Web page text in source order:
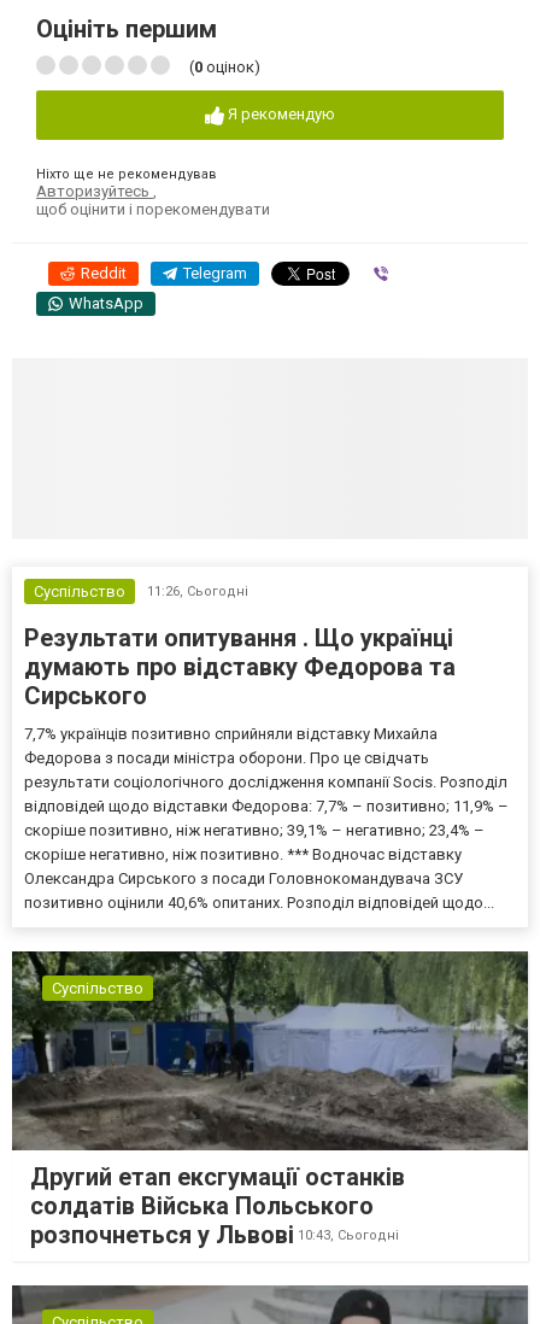
Оцініть першим
(0 оцінок)
Я рекомендую
Ніхто ще не рекомендував
Авторизуйтесь ,
щоб оцінити і порекомендувати
Reddit Telegram
WhatsApp
Суспільство 11:26, Сьогодні
Результати опитування . Що українці
думають про відставку Федорова та
Сирського
7,7% українців позитивно сприйняли відставку Михайла
Федорова з посади міністра оборони. Про це свідчать
результати соціологічного дослідження компанії Socis. Розподіл
відповідей щодо відставки Федорова: 7,7% – позитивно; 11,9% –
скоріше позитивно, ніж негативно; 39,1% – негативно; 23,4% –
скоріше негативно, ніж позитивно. *** Водночас відставку
Олександра Сирського з посади Головнокомандувача ЗСУ
позитивно оцінили 40,6% опитаних. Розподіл відповідей щодо...
Суспільство
Другий етап ексгумації останків
солдатів Війська Польського
розпочнеться у Львові 10:43, Сьогодні